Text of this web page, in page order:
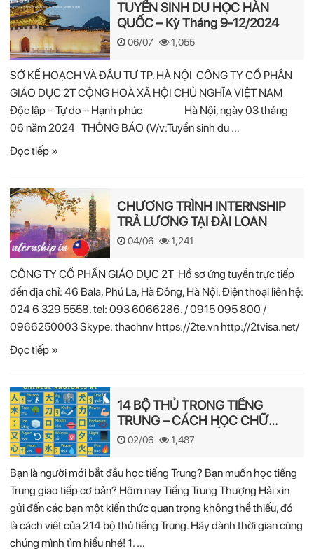
TUYỂN SINH DU HỌC HÀN
QUỐC – Kỳ Tháng 9-12/2024
06/07 1,055
SỞ KẾ HOẠCH VÀ ĐẦU TƯ TP. HÀ NỘI CÔNG TY CỔ PHẦN
GIÁO DỤC 2T CỘNG HOÀ XÃ HỘI CHỦ NGHĨA VIỆT NAM
Độc lập – Tự do – Hạnh phúc Hà Nội, ngày 03 tháng
06 năm 2024 THÔNG BÁO (V/v:Tuyển sinh du …
Đọc tiếp »
CHƯƠNG TRÌNH INTERNSHIP
TRẢ LƯƠNG TẠI ĐÀI LOAN
04/06 1,241
CÔNG TY CỔ PHẦN GIÁO DỤC 2T Hồ sơ ứng tuyển trực tiếp
đến địa chỉ: 46 Bala, Phú La, Hà Đông, Hà Nội. Điện thoại liên hệ:
024 6 329 5558. tel: 093 6066286. / 0915 095 800 /
0966250003 Skype: thachnv https://2te.vn http://2tvisa.net/
Đọc tiếp »
14 BỘ THỦ TRONG TIẾNG
TRUNG – CÁCH HỌC CHỮ
HÁN NHANH NHẤT
02/06 1,487
Bạn là người mới bắt đầu học tiếng Trung? Bạn muốn học tiếng
Trung giao tiếp cơ bản? Hôm nay Tiếng Trung Thượng Hải xin
gửi đến các bạn một kiến thức quan trọng không thể thiếu, đó
là cách viết của 214 bộ thủ tiếng Trung. Hãy dành thời gian cùng
chúng mình tìm hiểu nhé! 1. …